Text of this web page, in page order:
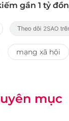
gần 1 tỷ
mạng xã hội
mục